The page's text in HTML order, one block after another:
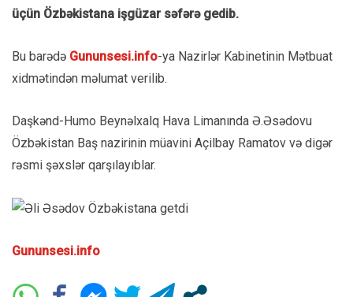
üçün Özbəkistana işgüzar səfərə gedib.
Bu barədə Gununsesi.info-ya Nazirlər Kabinetinin Mətbuat
xidmətindən məlumat verilib.
Daşkənd-Humo Beynəlxalq Hava Limanında Ə.Əsədovu
Özbəkistan Baş nazirinin müavini Açilbay Ramatov və digər
rəsmi şəxslər qarşılayıblar.
Gununsesi.info